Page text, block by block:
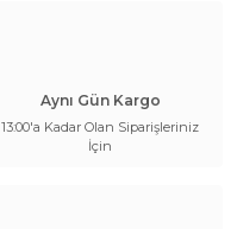
Aynı Gün Kargo
13:00'a Kadar Olan Siparişleriniz
İçin